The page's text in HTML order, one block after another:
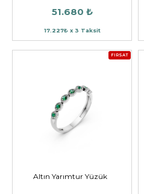
51.680 ₺
17.227₺ x 3 Taksit
FIRSAT
Altın Yarımtur Yüzük